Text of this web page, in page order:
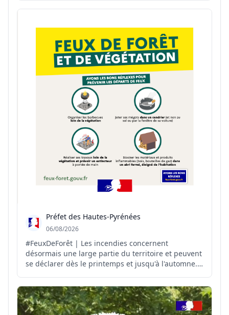
soutènement en silex hourdé à la chaux🧱 Une
Préfet des Hautes-Pyrénées
06/08/2026
#FeuxDeForêt | Les incendies concernent
désormais une large partie du territoire et peuvent
se déclarer dès le printemps et jusqu'à l'automne.
largement les bons réflexes à adopter pour s'en
protéger 👉 http://feux-foret.gouv.fr